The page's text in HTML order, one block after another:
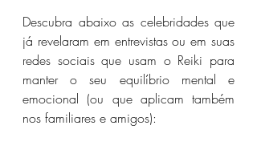
Descubra abaixo as celebridades que
já revelaram em entrevistas ou em suas
redes sociais que usam o Reiki para
manter o seu equilíbrio mental e
emocional (ou que aplicam também
nos familiares e amigos):